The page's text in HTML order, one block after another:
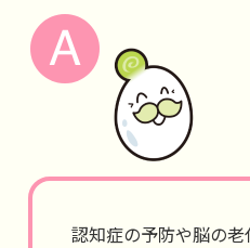
認知症の予防や脳の